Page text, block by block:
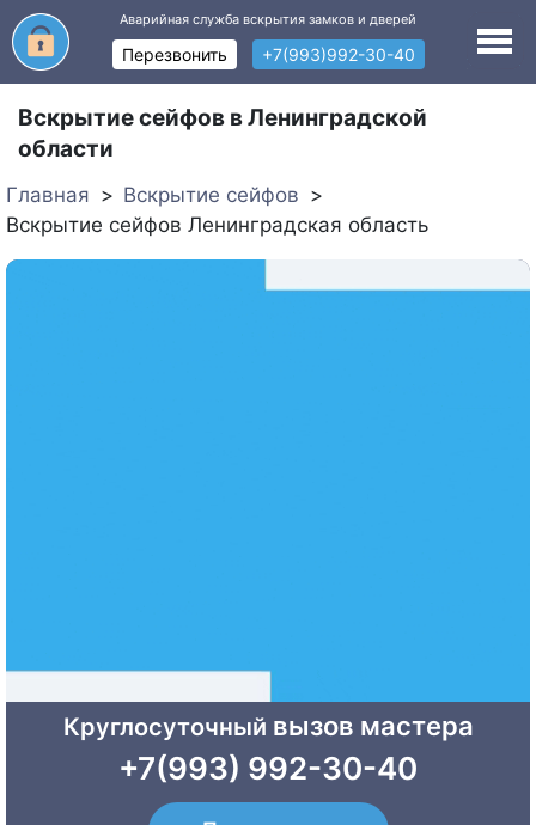
Аварийная служба вскрытия замков и дверей
Перезвонить +7(993)992-30-40
Вскрытие сейфов в Ленинградской
области
Главная
Вскрытие сейфов
Вскрытие сейфов Ленинградская область
Круглосуточный вызов мастера
+7(993) 992-30-40